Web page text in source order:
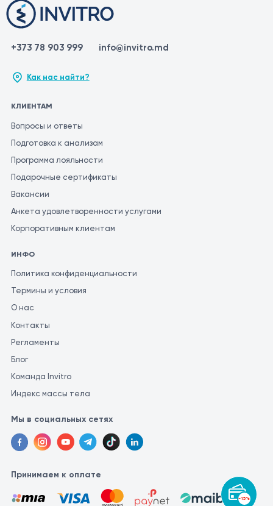
-15%
+373 78 903 999 info@invitro.md
Как нас найти?
КЛИЕНТАМ
Вопросы и ответы
Подготовка к анализам
Программа лояльности
Подарочные сертификаты
Вакансии
Анкета удовлетворенности услугами
Корпоративным клиентам
ИНФО
Политика конфиденциальности
Термины и условия
О нас
Контакты
Регламенты
Блог
Команда Invitro
Индекс массы тела
Мы в социальных сетях
Принимаем к оплате